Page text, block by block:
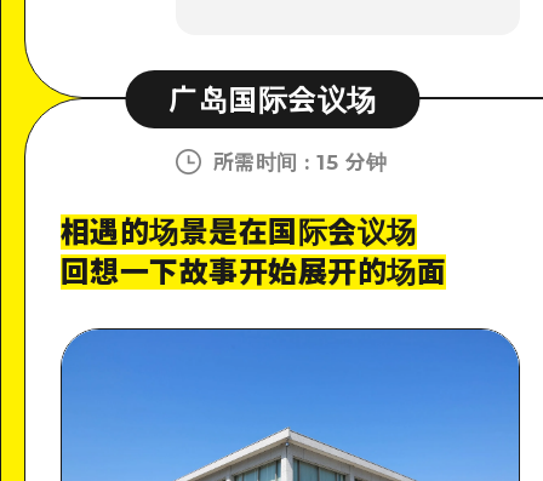
广岛国际会议场
所需时间 :15 分钟
相遇的场景是在国际会议场
回想一下故事开始展开的场面